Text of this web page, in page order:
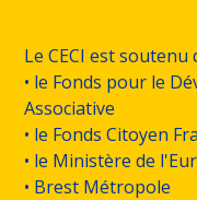
Le CECI est
• le Fonds pour le
Associative
• le Fonds Citoyen
• le Ministère de
• Brest Métropole